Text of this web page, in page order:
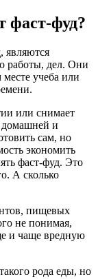
фаст-фуд?
являются
работы, дел. Они
месте учеба или
или снимает
домашней и
сам, но
экономить
фаст-фуд. Это
А сколько
пищевых
не понимая,
и чаще вредную
рода еды, но